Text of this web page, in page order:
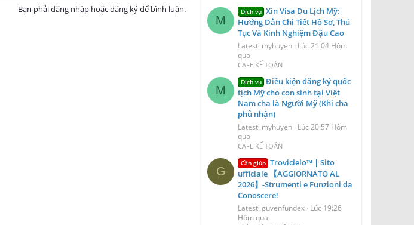
Bạn phải đăng nhập hoặc đăng ký để bình luận.
M
Dịch vụ Xin Visa Du Lịch Mỹ:
Hướng Dẫn Chi Tiết Hồ Sơ, Thủ
Tục Và Kinh Nghiệm Đậu Cao
Latest: myhuyen Lúc 21:04 Hôm
qua
CAFE KẾ TOÁN
M
Dịch vụ Điều kiện đăng ký quốc
tịch Mỹ cho con sinh tại Việt
Nam cha là Người Mỹ (Khi cha
phủ nhận)
Latest: myhuyen Lúc 20:57 Hôm
qua
CAFE KẾ TOÁN
G
Cần giúp Trovicielo™ | Sito
ufficiale 【AGGIORNATO AL
2026】-Strumenti e Funzioni da
Conoscere!
Latest: guvenfundex Lúc 19:26
Hôm qua